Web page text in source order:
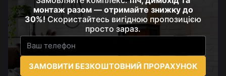
Комфорт вашого дому - наша мета!
© 2021 - 2026 by HRUBA
Наші партнери:
prozarium.com.ua
suncloud.com.ua